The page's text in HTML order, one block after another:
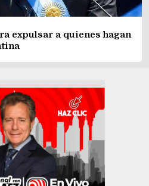
expulsar a quienes hagan